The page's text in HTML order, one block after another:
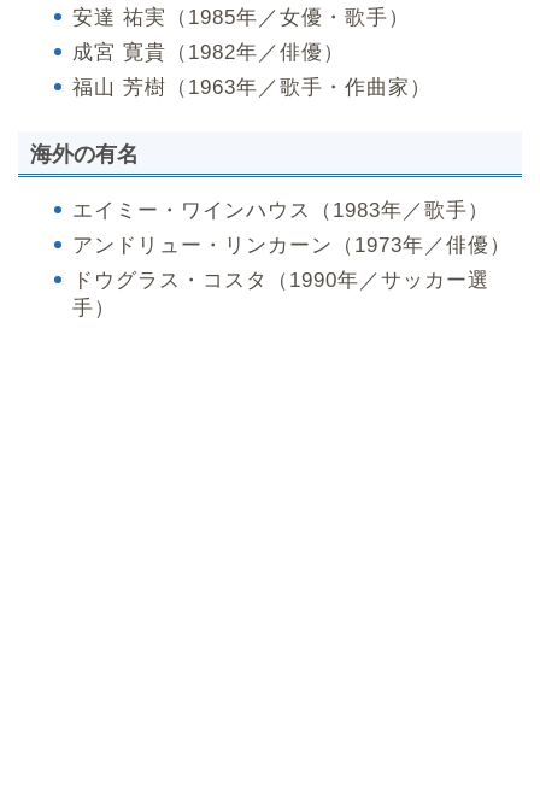
安達 祐実（1985年／女優・歌手）
成宮 寛貴（1982年／俳優）
福山 芳樹（1963年／歌手・作曲家）
海外の有名
エイミー・ワインハウス（1983年／歌手）
アンドリュー・リンカーン（1973年／俳優）
ドウグラス・コスタ（1990年／サッカー選
手）